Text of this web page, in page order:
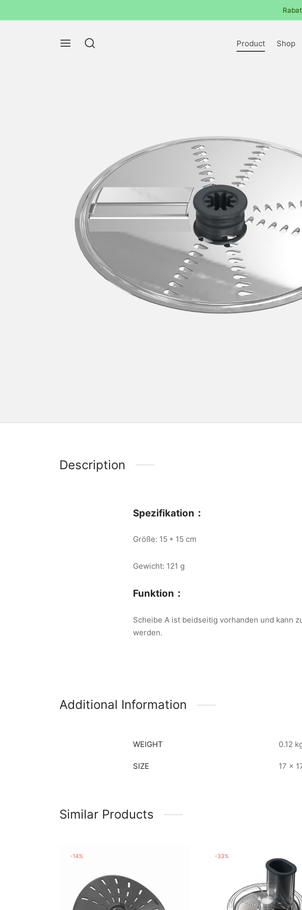
Product Shop
Description
Spezifikation：
Größe: 15 * 15 cm
Gewicht: 121 g
Funktion：
Scheibe A ist beidseitig vorhanden und kann
werden.
Additional Information
WEIGHT 0.12
SIZE 17 ×
Similar Products
-14% -33%